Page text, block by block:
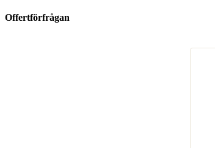
Offertförfrågan